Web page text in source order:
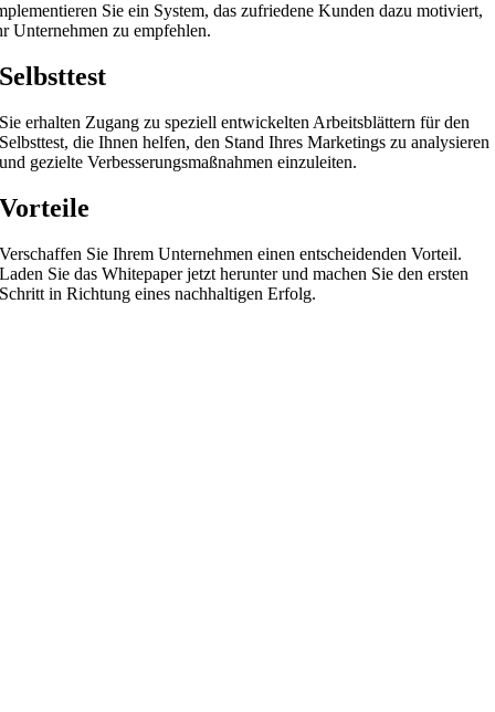
Sie ein System, das zufriedene Kunden dazu motiviert,
Unternehmen zu empfehlen.
Selbsttest
Sie erhalten Zugang zu speziell entwickelten Arbeitsblättern für den
Selbsttest, die Ihnen helfen, den Stand Ihres Marketings zu analysieren
und gezielte Verbesserungsmaßnahmen einzuleiten.
Vorteile
Verschaffen Sie Ihrem Unternehmen einen entscheidenden Vorteil.
Laden Sie das Whitepaper jetzt herunter und machen Sie den ersten
Schritt in Richtung eines nachhaltigen Erfolg.